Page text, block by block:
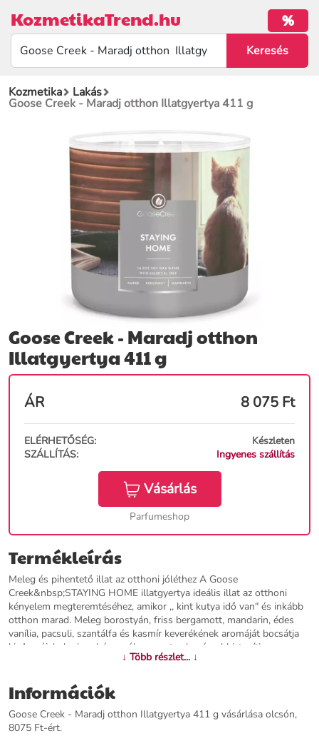
KozmetikaTrend.hu %
Kozmetika Lakás
Goose Creek - Maradj otthon Illatgyertya 411 g
Goose Creek - Maradj otthon
Illatgyertya 411 g
ÁR 8 075 Ft
ELÉRHETŐSÉG:
Készleten
SZÁLLÍTÁS:
Ingyenes szállítás
Vásárlás
Parfumeshop
Termékleírás
Meleg és pihentető illat az otthoni jóléthez A Goose
Creek&nbsp;STAYING HOME illatgyertya ideális illat az otthoni
kényelem megteremtéséhez, amikor ,, kint kutya idő van" és inkább
otthon marad. Meleg borostyán, friss bergamott, mandarin, édes
vanília, pacsuli, szantálfa és kasmír keverékének aromáját bocsátja
ki. A szójabab viasz három ólommentes kanóccal biztosítja a
tökéletes égést és az illat fokozatos felszabadulását otthonában.
↓ Több részlet... ↓
Információk
Goose Creek - Maradj otthon Illatgyertya 411 g vásárlása olcsón,
8075 Ft-ért.